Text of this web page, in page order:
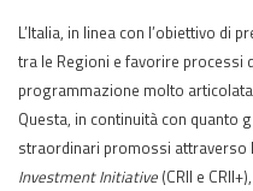
L’Italia, in linea con l’obiettivo di
tra le Regioni e favorire processi
programmazione molto
Questa, in continuità con quanto
straordinari promossi attraverso
Investment Initiative (CRII e